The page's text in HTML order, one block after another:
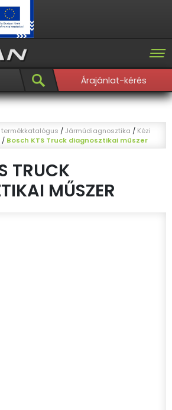
Árajánlat-kérés
/Járműdiagnosztika / Kézi
/ Bosch KTS Truck diagnosztikai műszer
TRUCK
MŰSZER